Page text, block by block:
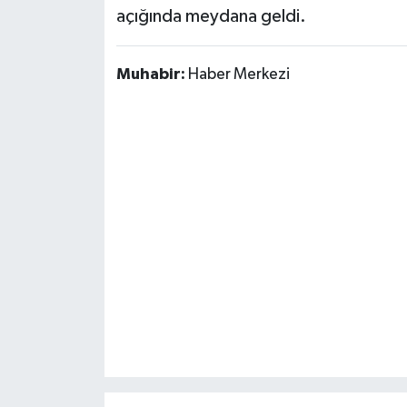
açığında meydana geldi.
Muhabir: Haber Merkezi